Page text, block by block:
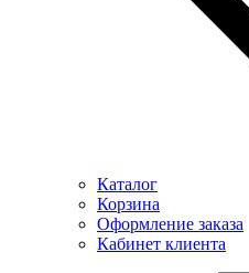
Каталог
Корзина
Оформление заказа
Кабинет клиента